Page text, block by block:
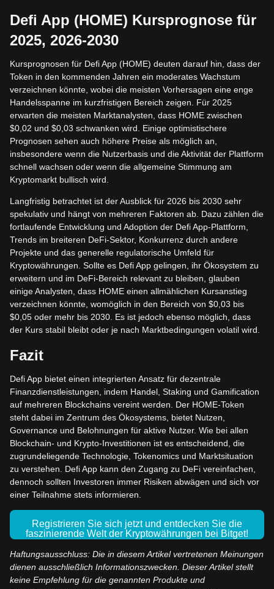
Defi App (HOME) Kursprognose für
2025, 2026-2030
Kursprognosen für Defi App (HOME) deuten darauf hin, dass der
Token in den kommenden Jahren ein moderates Wachstum
verzeichnen könnte, wobei die meisten Vorhersagen eine enge
Handelsspanne im kurzfristigen Bereich zeigen. Für 2025
erwarten die meisten Marktanalysten, dass HOME zwischen
$0,02 und $0,03 schwanken wird. Einige optimistischere
Prognosen sehen auch höhere Preise als möglich an,
insbesondere wenn die Nutzerbasis und die Aktivität der Plattform
schnell wachsen oder wenn die allgemeine Stimmung am
Kryptomarkt bullisch wird.
Langfristig betrachtet ist der Ausblick für 2026 bis 2030 sehr
spekulativ und hängt von mehreren Faktoren ab. Dazu zählen die
fortlaufende Entwicklung und Adoption der Defi App-Plattform,
Trends im breiteren DeFi-Sektor, Konkurrenz durch andere
Projekte und das generelle regulatorische Umfeld für
Kryptowährungen. Sollte es Defi App gelingen, ihr Ökosystem zu
erweitern und im DeFi-Bereich relevant zu bleiben, glauben
einige Analysten, dass HOME einen allmählichen Kursanstieg
verzeichnen könnte, womöglich in den Bereich von $0,03 bis
$0,05 oder mehr bis 2030. Es ist jedoch ebenso möglich, dass
der Kurs stabil bleibt oder je nach Marktbedingungen volatil wird.
Fazit
Defi App bietet einen integrierten Ansatz für dezentrale
Finanzdienstleistungen, indem Handel, Staking und Gamification
auf mehreren Blockchains vereint werden. Der HOME-Token
steht dabei im Zentrum des Ökosystems, bietet Nutzen,
Governance und Belohnungen für aktive Nutzer. Wie bei allen
Blockchain- und Krypto-Investitionen ist es entscheidend, die
zugrundeliegende Technologie, Tokenomics und Marktsituation
zu verstehen. Defi App kann den Zugang zu DeFi vereinfachen,
dennoch sollten Investoren immer Risiken abwägen und sich vor
einer Teilnahme stets informieren.
Registrieren Sie sich jetzt und entdecken Sie die
faszinierende Welt der Kryptowährungen bei Bitget!
Haftungsausschluss: Die in diesem Artikel vertretenen Meinungen
dienen ausschließlich Informationszwecken. Dieser Artikel stellt
keine Empfehlung für die genannten Produkte und